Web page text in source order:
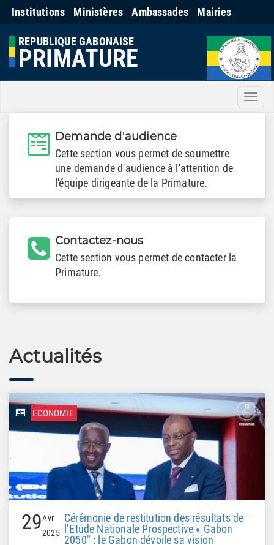
Institutions Ministères Ambassades Mairies
REPUBLIQUE GABONAISE
PRIMATURE
Menu
Demande d'audience
Cette section vous permet de soumettre
une demande d'audience à l'attention de
l'équipe dirigeante de la Primature.
Contactez-nous
Cette section vous permet de contacter la
Primature.
Actualités
ECONOMIE
29Avr
2025
Cérémonie de restitution des résultats de
l’Etude Nationale Prospective « Gabon
2050" : le Gabon dévoile sa vision